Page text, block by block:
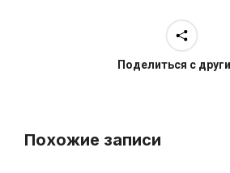
Поделиться с
Похожие записи